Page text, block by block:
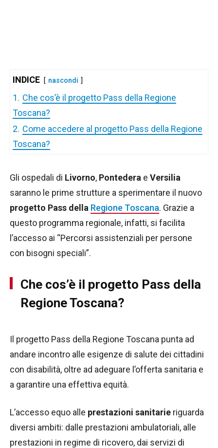
INDICE nascondi
1. Che cos’è il progetto Pass della Regione
Toscana?
2. Come accedere al progetto Pass della Regione
Toscana?
Gli ospedali di Livorno, Pontedera e Versilia
saranno le prime strutture a sperimentare il nuovo
progetto Pass della Regione Toscana. Grazie a
questo programma regionale, infatti, si facilita
l’accesso ai “Percorsi assistenziali per persone
con bisogni speciali”.
Che cos’è il progetto Pass della
Regione Toscana?
Il progetto Pass della Regione Toscana punta ad
andare incontro alle esigenze di salute dei cittadini
con disabilità, oltre ad adeguare l’offerta sanitaria e
a garantire una effettiva equità.
L’accesso equo alle prestazioni sanitarie riguarda
diversi ambiti: dalle prestazioni ambulatoriali, alle
prestazioni in regime di ricovero, dai servizi di